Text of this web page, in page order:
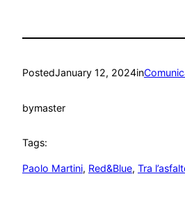
PostedJanuary 12, 2024in
bymaster
Tags:
Paolo Martini, Red&Blue, Tra